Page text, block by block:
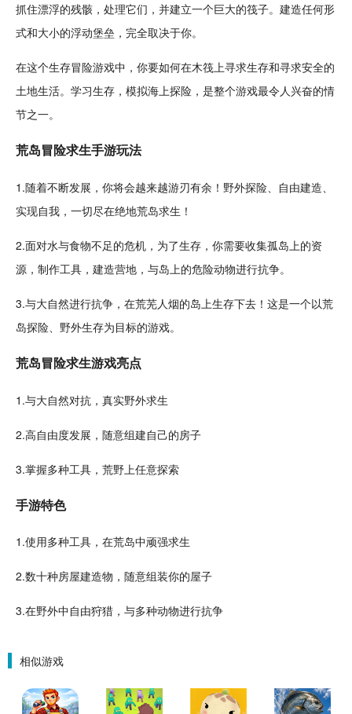
抓住漂浮的残骸，处理它们，并建立一个巨大的筏子。建造任何形
式和大小的浮动堡垒，完全取决于你。
在这个生存冒险游戏中，你要如何在木筏上寻求生存和寻求安全的
土地生活。 学习生存， 模拟海上探险 ，是整个游戏最令人兴奋的情
节之一。
荒岛冒险求生手游玩法
1.随着不断发展 ，你将会越来越游刃有余！野外探险、 自由建造、
实现自我，一切尽在绝地荒岛求生 ！
2.面对水与食物不足的危机，为了生存，你需要收集孤岛 上的资
源 ，制作工具，建造营地 ，与岛上的危险动物进行抗争。
3.与大自然进行抗争，在荒芜人烟的岛上生存下去！这是一个以荒
岛探险、 野外生存为目标的游戏。
荒岛冒险求生游戏亮点
1.与大自然对抗 ，真实野外求生
2.高自由度发展，随意组建自己的房子
3.掌握多种工具， 荒野 上任意探索
手游特色
1.使用多种工具，在荒岛中顽强求生
2.数十种房屋建造物，随意组装你的屋子
3.在野外中自由狩猎 ，与多种动物进行抗争
相似游戏